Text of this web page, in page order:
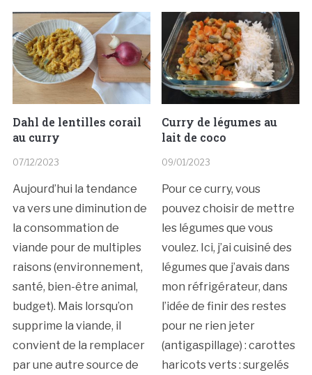
Dahl de lentilles corail
au curry
07/12/2023
Aujourd’hui la tendance
va vers une diminution de
la consommation de
viande pour de multiples
raisons (environnement,
santé, bien-être animal,
budget). Mais lorsqu’on
supprime la viande, il
convient de la remplacer
par une autre source de
Curry de légumes au
lait de coco
09/01/2023
Pour ce curry, vous
pouvez choisir de mettre
les légumes que vous
voulez. Ici, j’ai cuisiné des
légumes que j’avais dans
mon réfrigérateur, dans
l’idée de finir des restes
pour ne rien jeter
(antigaspillage) : carottes
haricots verts : surgelés